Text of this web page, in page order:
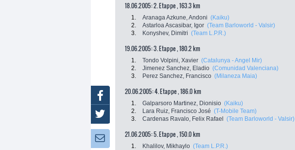
18.06.2005: 2. Etappe , 163.3 km
1. Aranaga Azkune, Andoni (Kaiku)
2.
Astarloa Ascasibar, Igor (Team Barloworld - Valsir)
3.
Konyshev, Dimitri (Team L.P.R.)
19.06.2005: 3. Etappe , 180.2 km
1. Tondo Volpini, Xavier (Catalunya - Angel Mir)
2.
Jimenez Sanchez, Eladio (Comunidad Valenciana)
3.
Perez Sanchez, Francisco (Milaneza Maia)
20.06.2005: 4. Etappe , 186.0 km
1. Galparsoro Martinez, Dionisio (Kaiku)
2.
Lara Ruiz, Francisco José (T-Mobile Team)
3.
Cardenas Ravalo, Felix Rafael (Team Barloworld - Valsir)
21.06.2005: 5. Etappe , 150.0 km
1. Khalilov, Mikhaylo (Team L.P.R.)
Facebook
Twitter
Newsletter: